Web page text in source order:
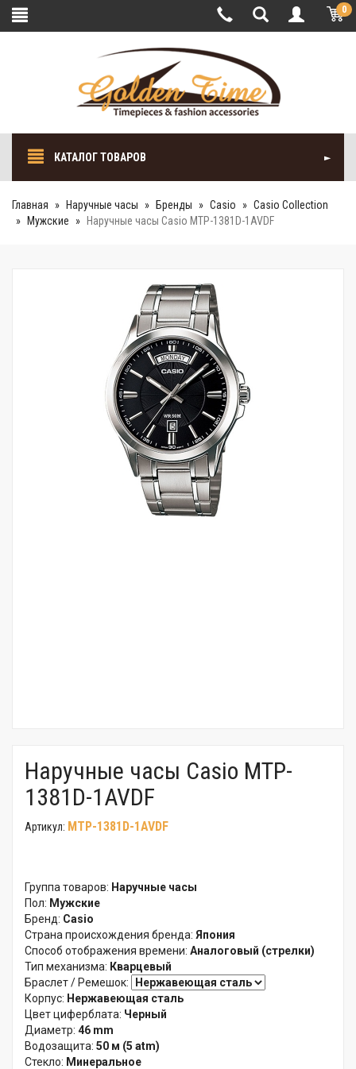
0
КАТАЛОГ ТОВАРОВ
Главная Наручные часы Бренды Casio
Casio Collection
Мужские
Наручные часы Casio MTP-1381D-1AVDF
Наручные часы Casio MTP-
1381D-1AVDF
Артикул: MTP-1381D-1AVDF
Группа товаров: Наручные часы
Пол: Мужские
Бренд: Casio
Страна происхождения бренда: Япония
Способ отображения времени: Аналоговый (стрелки)
Тип механизма: Кварцевый
Браслет / Ремешок:
Корпус: Нержавеющая сталь
Цвет циферблата: Черный
Диаметр: 46 mm
Водозащита: 50 м (5 atm)
Стекло: Минеральное